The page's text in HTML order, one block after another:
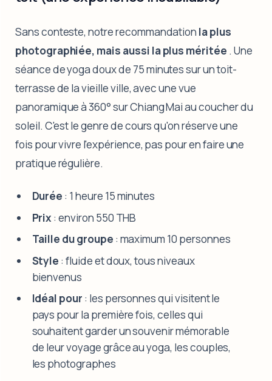
Sans conteste, notre recommandation la plus
photographiée, mais aussi la plus méritée . Une
séance de yoga doux de 75 minutes sur un toit-
terrasse de la vieille ville, avec une vue
panoramique à 360° sur Chiang Mai au coucher du
soleil. C'est le genre de cours qu'on réserve une
fois pour vivre l'expérience, pas pour en faire une
pratique régulière.
Durée : 1 heure 15 minutes
Prix : environ 550 THB
Taille du groupe : maximum 10 personnes
Style : fluide et doux, tous niveaux
bienvenus
Idéal pour : les personnes qui visitent le
pays pour la première fois, celles qui
souhaitent garder un souvenir mémorable
de leur voyage grâce au yoga, les couples,
les photographes